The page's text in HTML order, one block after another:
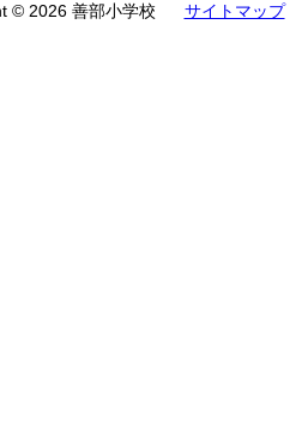
© 2026 善部小学校 サイトマップ